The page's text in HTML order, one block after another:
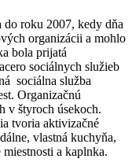
do roku 2007, kedy dňa
organizácii a mohlo
bola prijatá
sociálnych služieb
sociálna služba
Organizačnú
v štyroch úsekoch.
tvoria aktivizačné
vlastná kuchyňa,
a kaplnka.